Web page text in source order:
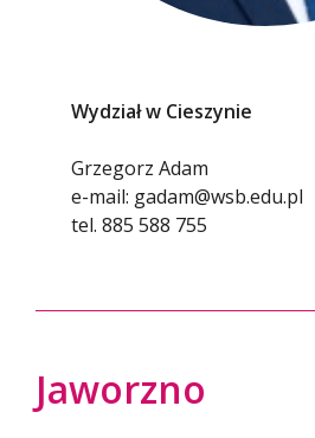
Wydział w Cieszynie
Grzegorz Adam
e-mail: gadam@wsb.edu.pl
tel. 885 588 755
Jaworzno